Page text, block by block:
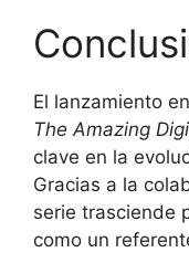
El lanzamiento
The Amazing
clave en la
Gracias a la
serie trasciende
como un